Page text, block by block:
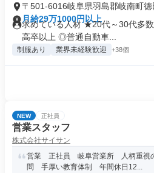
〒501-6016岐阜県羽島郡岐南町徳
月給29万1000円以上
求めている人材 ★20代～30代多
高卒以上 ◎普通自動車...
制服あり 業界未経験歓迎 +38個
NEW 正社員
営業スタッフ
株式会社サイサン
営業 正社員 岐阜営業所 人柄重視
問 手厚い教育体制 年間休日12...